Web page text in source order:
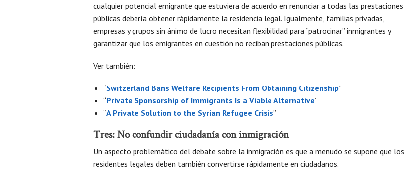
cualquier potencial emigrante que estuviera de acuerdo en renunciar a todas las prestaciones
públicas debería obtener rápidamente la residencia legal. Igualmente, familias privadas,
empresas y grupos sin ánimo de lucro necesitan flexibilidad para “patrocinar” inmigrantes y
garantizar que los emigrantes en cuestión no reciban prestaciones públicas.
Ver también:
“Switzerland Bans Welfare Recipients From Obtaining Citizenship”
“Private Sponsorship of Immigrants Is a Viable Alternative”
“A Private Solution to the Syrian Refugee Crisis”
Tres: No confundir ciudadanía con inmigración
Un aspecto problemático del debate sobre la inmigración es que a menudo se supone que los
residentes legales deben también convertirse rápidamente en ciudadanos.